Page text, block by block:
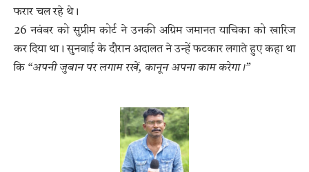
फरार चल रहे थे।
26 नवंबर को सुप्रीम कोर्ट ने उनकी अग्रिम जमानत याचिका को खारिज
कर दिया था। सुनवाई के दौरान अदालत ने उन्हें फटकार लगाते हुए कहा था
कि “अपनी जुबान पर लगाम रखें, कानून अपना काम करेगा।”